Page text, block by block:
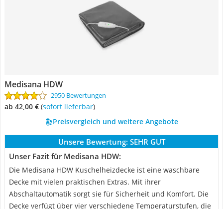
Medisana HDW
2950 Bewertungen
ab 42,00 € ( Sofort lieferbar)
Preisvergleich und weitere Angebote
Unsere Bewertung: SEHR GUT
Unser Fazit für Medisana HDW:
Die Medisana HDW Kuschelheizdecke ist eine waschbare
Decke mit vielen praktischen Extras. Mit ihrer
Abschaltautomatik sorgt sie für Sicherheit und Komfort. Die
Decke verfügt über vier verschiedene Temperaturstufen, die